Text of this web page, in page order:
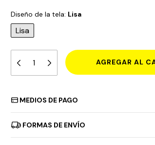
Diseño de la tela: Lisa
Lisa
MEDIOS DE PAGO
FORMAS DE ENVÍO